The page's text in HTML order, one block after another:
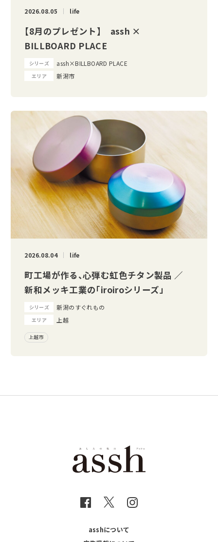
2026.08.05 life
【8月のプレゼント】 assh ×
BILLBOARD PLACE
シリーズ assh×BILLBOARD PLACE
エリア 新潟市
2026.08.04 life
町工場が作る、心弾む虹色チタン製品 ／
新和メッキ工業の「iroiroシリーズ」
シリーズ 新潟のすぐれもの
エリア 上越
上越市
asshについて